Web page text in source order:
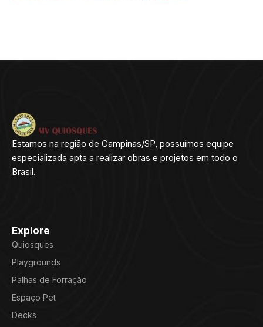
Estamos na região de Campinas/SP, possuímos equipe
especializada apta a realizar obras e projetos em todo o
Brasil.
Explore
Quiosques
Playgrounds
Palhas de Forração
Espaço Pet
Decks